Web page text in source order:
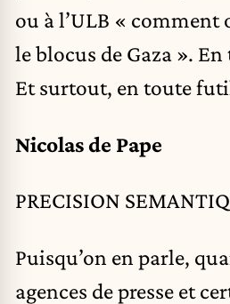
ou à l’ULB «
le blocus de Gaza ».
Et surtout, en toute
Nicolas de Pape
PRECISION
Puisqu’on en parle,
agences de presse et